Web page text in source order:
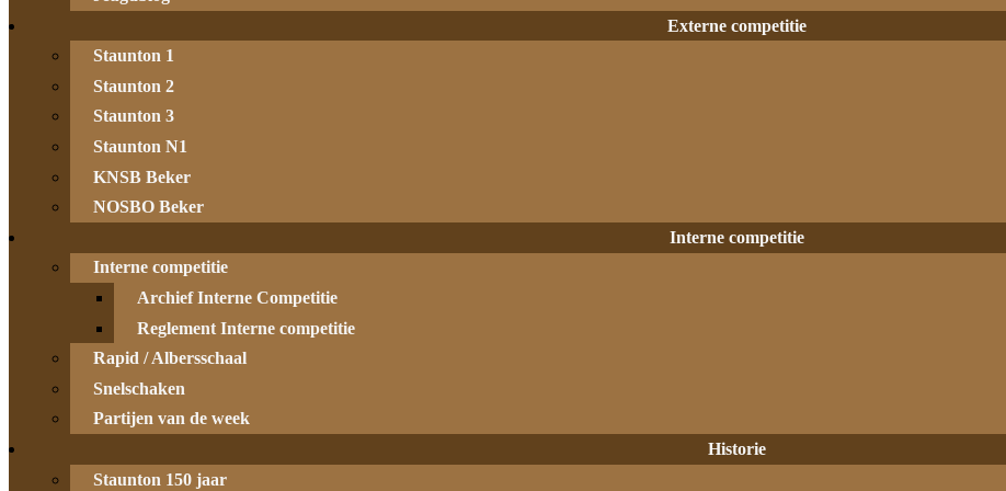
Externe competitie
Staunton 1
Staunton 2
Staunton 3
Staunton N1
KNSB Beker
NOSBO Beker
Interne competitie
Interne competitie
Archief Interne Competitie
Reglement Interne competitie
Rapid / Albersschaal
Snelschaken
Partijen van de week
Historie
Staunton 150 jaar